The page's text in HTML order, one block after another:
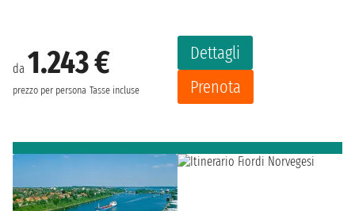
da 1.243 €
prezzo per persona Tasse incluse
Dettagli
Prenota